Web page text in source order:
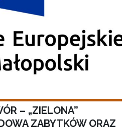
– „ZIELONA”
ZABYTKÓW ORAZ